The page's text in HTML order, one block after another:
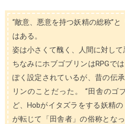
“敵意、悪意を持つ妖精の総称”
はある。
姿は小さくて醜く、人間に対して
ちなみにホブゴブリンはRPGで
ぽく設定されているが、昔の伝
リンのことだった。 “田舎のゴ
ど、Hobがイタズラをする妖精
が転じて「田舎者」の俗称とな